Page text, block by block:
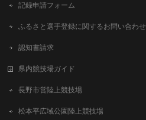
記録申請フォーム
ふるさと選手登録に関するお問い合わせ
認知書請求
県内競技場ガイド
長野市営陸上競技場
松本平広域公園陸上競技場